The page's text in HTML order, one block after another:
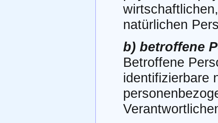
natürlichen
b) betroffene
Betroffene
identifizierbare